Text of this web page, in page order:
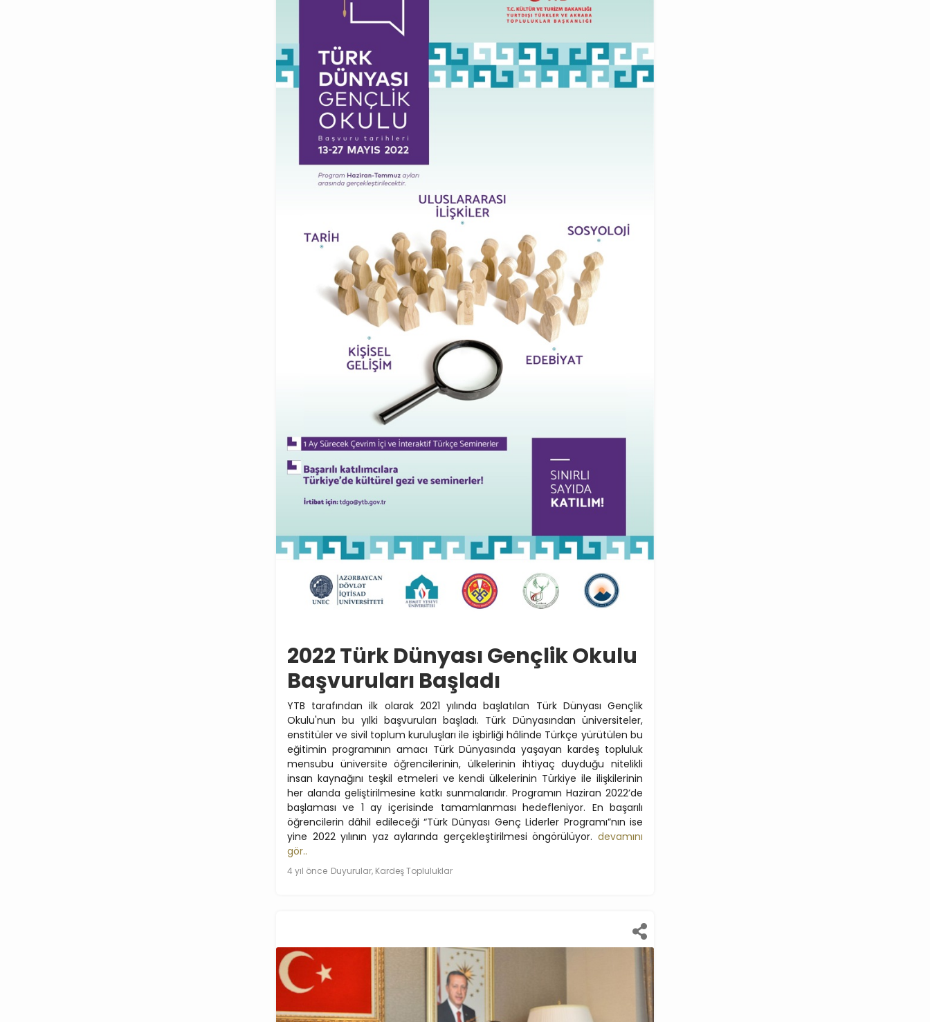
2022 Türk Dünyası Gençlik Okulu
Başvuruları Başladı
YTB tarafından ilk olarak 2021 yılında başlatılan Türk Dünyası Gençlik
Okulu'nun bu yılki başvuruları başladı. Türk Dünyasından üniversiteler,
enstitüler ve sivil toplum kuruluşları ile işbirliği hâlinde Türkçe yürütülen bu
eğitimin programının amacı Türk Dünyasında yaşayan kardeş topluluk
mensubu üniversite öğrencilerinin, ülkelerinin ihtiyaç duyduğu nitelikli
insan kaynağını teşkil etmeleri ve kendi ülkelerinin Türkiye ile ilişkilerinin
her alanda geliştirilmesine katkı sunmalarıdır. Programın Haziran 2022’de
başlaması ve 1 ay içerisinde tamamlanması hedefleniyor. En başarılı
öğrencilerin dâhil edileceği “Türk Dünyası Genç Liderler Programı”nın ise
yine 2022 yılının yaz aylarında gerçekleştirilmesi öngörülüyor. devamını
gör..
4 yıl önce Duyurular, Kardeş Topluluklar